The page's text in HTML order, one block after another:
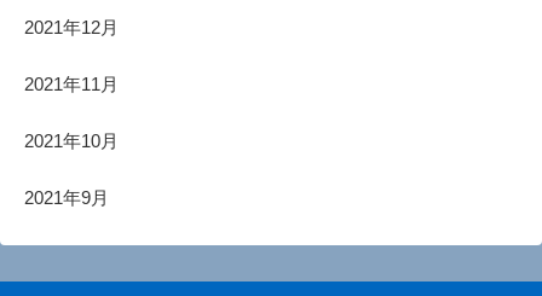
2021年12月
2021年11月
2021年10月
2021年9月